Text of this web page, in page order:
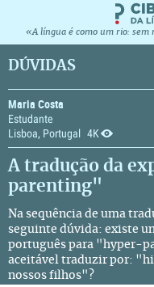
«A língua é como um rio: sem
DÚVIDAS
Maria Costa
Estudante
Lisboa, Portugal 4K
A tradução da
parenting"
Na sequência de uma
seguinte dúvida: existe
português para "hyper-
aceitável traduzir por:
nossos filhos"?